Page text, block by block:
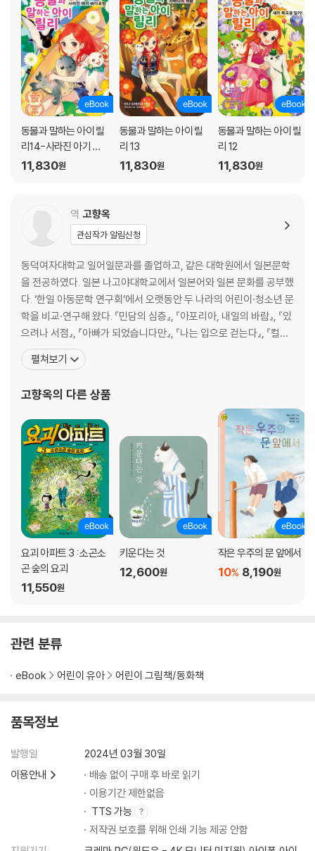
동물과 말하는 아이 릴
리14-사라진 아기 바
다표범
11,830원
동물과 말하는 아이 릴
리 13
11,830원
동물과 말하는 아이 릴
리 12
11,830원
역 고향옥
관심작가 알림신청
동덕여자대학교 일어일문과를 졸업하고, 같은 대학원에서 일본문학
을 전공하였다. 일본 나고야대학교에서 일본어와 일본 문화를 공부했
다. ‘한일 아동문학 연구회’에서 오랫동안 두 나라의 어린이·청소년 문
학을 비교·연구해 왔다. 『민담의 심층』, 『아포리아, 내일의 바람』, 『있
으려나 서점』, 『아빠가 되었습니다만』, 『나는 입으로 걷는다』, 『컬러
풀』, 『일러스트 창가의 토토』, 『핀란드 교육 현장 보고서』, 『카페 레인
보우』, 『진짜 가족』 들을 비롯해 많은 어린이책과 청소년문학, 문학책
년도서협의회(IBBY) 아너리스
펼쳐보기
고향옥의 다른 상품
요괴 아파트 3 : 소곤소
곤 숲의 요괴
11,550원
키운다는 것
12,600원
작은 우주의 문 앞에서
8,190원
10%
관련 분류
eBook 어린이 유아 어린이 그림책/동화책
품목정보
발행일
2024년 03월 30일
이용안내
배송 없이 구매 후 바로 읽기
이용기간 제한없음
TTS 가능
저작권 보호를 위해 인쇄 기능 제공 안함